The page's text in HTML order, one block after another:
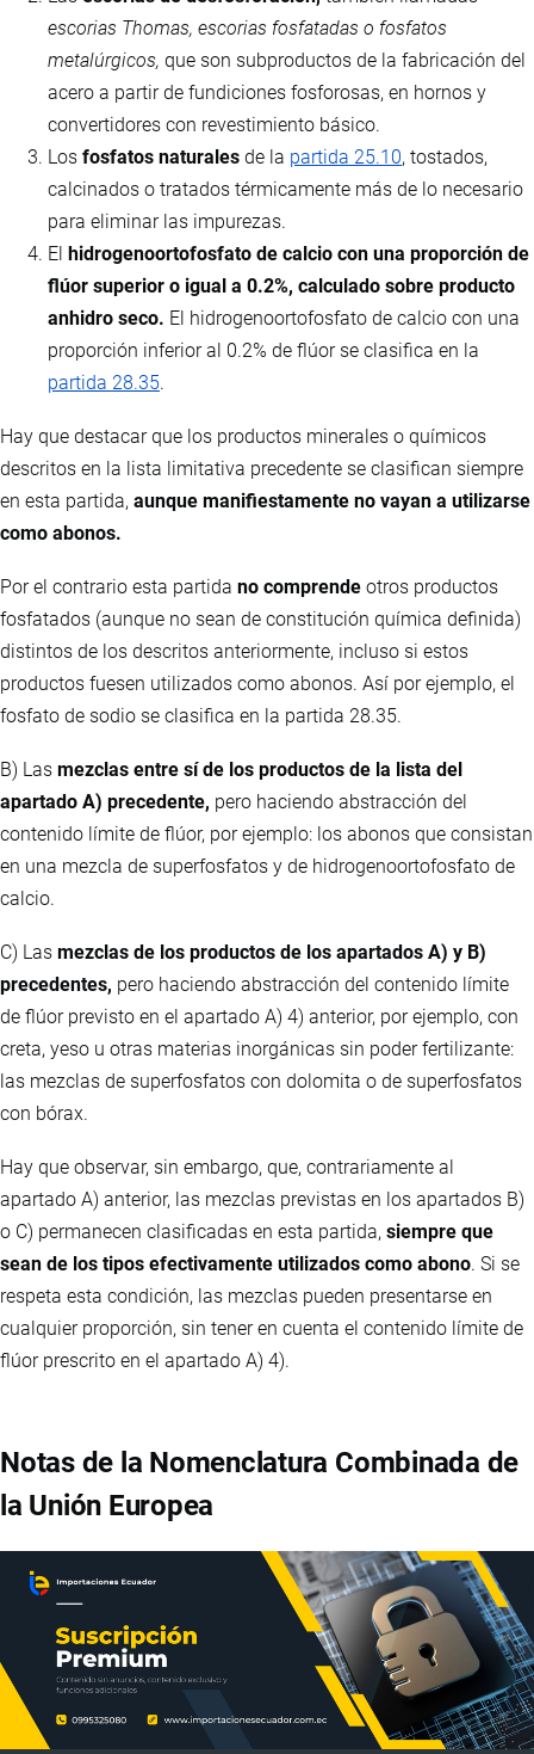
escorias Thomas, escorias fosfatadas o fosfatos
metalúrgicos, que son subproductos de la fabricación del
acero a partir de fundiciones fosforosas, en hornos y
convertidores con revestimiento básico.
Los fosfatos naturales de la partida 25.10, tostados,
calcinados o tratados térmicamente más de lo necesario
para eliminar las impurezas.
El hidrogenoortofosfato de calcio con una proporción de
flúor superior o igual a 0.2%, calculado sobre producto
anhidro seco. El hidrogenoortofosfato de calcio con una
proporción inferior al 0.2% de flúor se clasifica en la
partida 28.35.
Hay que destacar que los productos minerales o químicos
descritos en la lista limitativa precedente se clasifican siempre
en esta partida, aunque manifiestamente no vayan a utilizarse
como abonos.
Por el contrario esta partida no comprende otros productos
fosfatados (aunque no sean de constitución química definida)
distintos de los descritos anteriormente, incluso si estos
productos fuesen utilizados como abonos. Así por ejemplo, el
fosfato de sodio se clasifica en la partida 28.35.
B) Las mezclas entre sí de los productos de la lista del
apartado A) precedente, pero haciendo abstracción del
contenido límite de flúor, por ejemplo: los abonos que consistan
en una mezcla de superfosfatos y de hidrogenoortofosfato de
calcio.
C) Las mezclas de los productos de los apartados A) y B)
precedentes, pero haciendo abstracción del contenido límite
de flúor previsto en el apartado A) 4) anterior, por ejemplo, con
creta, yeso u otras materias inorgánicas sin poder fertilizante:
las mezclas de superfosfatos con dolomita o de superfosfatos
con bórax.
Hay que observar, sin embargo, que, contrariamente al
apartado A) anterior, las mezclas previstas en los apartados B)
o C) permanecen clasificadas en esta partida, siempre que
sean de los tipos efectivamente utilizados como abono. Si se
respeta esta condición, las mezclas pueden presentarse en
cualquier proporción, sin tener en cuenta el contenido límite de
flúor prescrito en el apartado A) 4).
Notas de la Nomenclatura Combinada de
la Unión Europea